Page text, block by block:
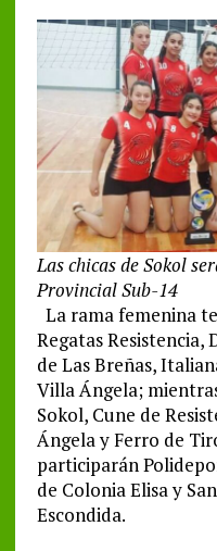
Las chicas de Sokol
Provincial Sub-14
La rama femenina
Regatas
de Las Breñas,
Villa Ángela;
Sokol, Cune de
Ángela y Ferro de
participarán
de Colonia Elisa y
Escondida.